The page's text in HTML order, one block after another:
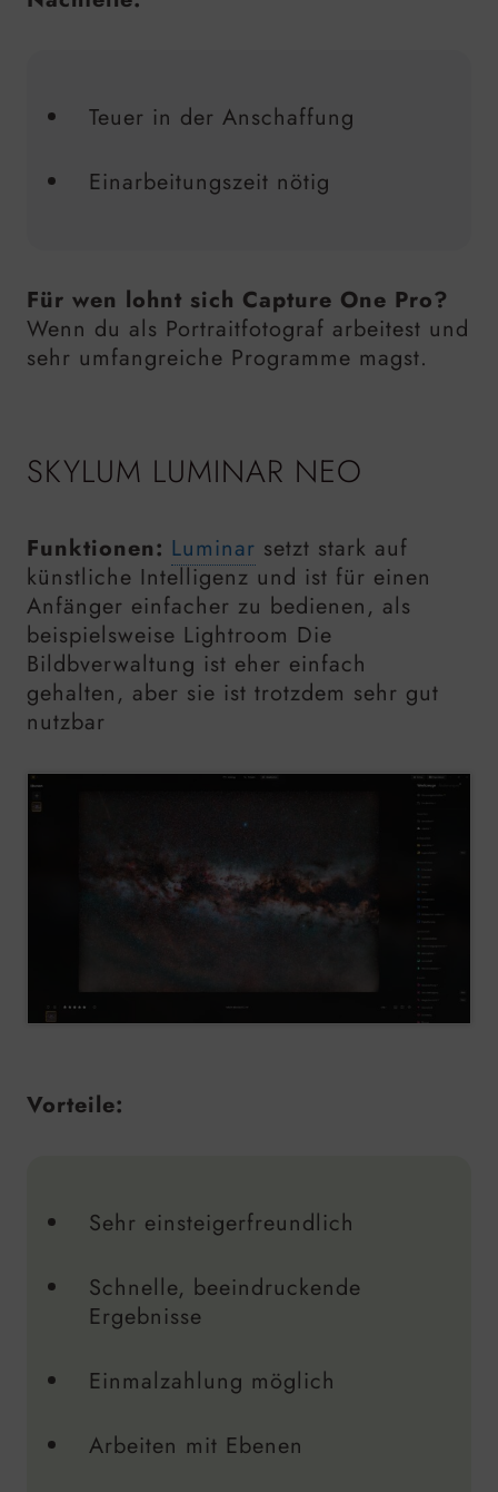
Teuer in der Anschaffung
Einarbeitungszeit nötig
Für wen lohnt sich Capture One Pro?
Wenn du als Portraitfotograf arbeitest und
sehr umfangreiche Programme magst.
SKYLUM LUMINAR NEO
Funktionen: Luminar setzt stark auf
künstliche Intelligenz und ist für einen
Anfänger einfacher zu bedienen, als
beispielsweise Lightroom Die
Bildbverwaltung ist eher einfach
gehalten, aber sie ist trotzdem sehr gut
nutzbar
Vorteile:
Sehr einsteigerfreundlich
Schnelle, beeindruckende
Ergebnisse
Einmalzahlung möglich
Arbeiten mit Ebenen